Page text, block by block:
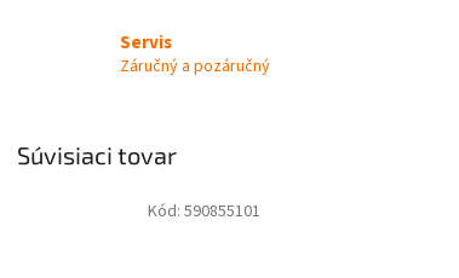
Servis
Záručný a pozáručný
Súvisiaci tovar
Kód: 590855101